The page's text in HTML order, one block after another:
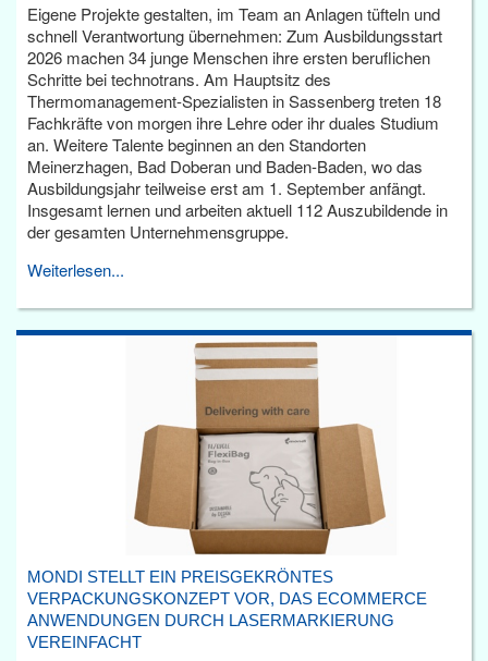
Eigene Projekte gestalten, im Team an Anlagen tüfteln und
schnell Verantwortung übernehmen: Zum Ausbildungsstart
2026 machen 34 junge Menschen ihre ersten beruflichen
Schritte bei technotrans. Am Hauptsitz des
Thermomanagement-Spezialisten in Sassenberg treten 18
Fachkräfte von morgen ihre Lehre oder ihr duales Studium
an. Weitere Talente beginnen an den Standorten
Meinerzhagen, Bad Doberan und Baden-Baden, wo das
Ausbildungsjahr teilweise erst am 1. September anfängt.
Insgesamt lernen und arbeiten aktuell 112 Auszubildende in
der gesamten Unternehmensgruppe.
Weiterlesen...
MONDI STELLT EIN PREISGEKRÖNTES
VERPACKUNGSKONZEPT VOR, DAS ECOMMERCE
ANWENDUNGEN DURCH LASERMARKIERUNG
VEREINFACHT